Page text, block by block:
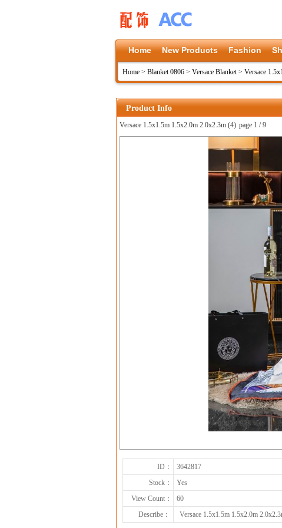
Home New Products Fashion
Home > Blanket 0806 > Versace Blanket> Versace
Product Info
Versace 1.5x1.5m 1.5x2.0m 2.0x2.3m (4) page 1 / 9
ID： 3642817
Stock：
Yes
View Count：
60
Describe：
Versace 1.5x1.5m 1.5x2.0m